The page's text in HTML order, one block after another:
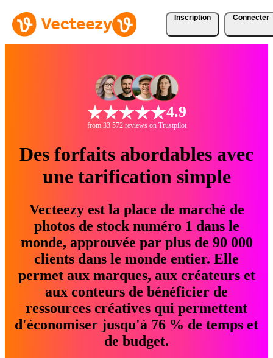
Inscription Connecter
4.9
from 33 572 reviews on Trustpilot
Des forfaits abordables avec
une tarification simple
Vecteezy est la place de marché de
photos de stock numéro 1 dans le
monde, approuvée par plus de 90 000
clients dans le monde entier. Elle
permet aux marques, aux créateurs et
aux conteurs de bénéficier de
ressources créatives qui permettent
d'économiser jusqu'à 76 % de temps et
de budget.